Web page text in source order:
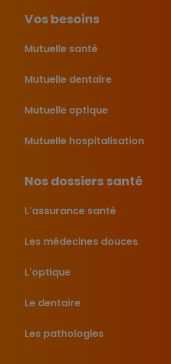
Vos besoins
Mutuelle santé
Mutuelle dentaire
Mutuelle optique
Mutuelle hospitalisation
Nos dossiers santé
L'assurance santé
Les médecines douces
L'optique
Le dentaire
Les pathologies